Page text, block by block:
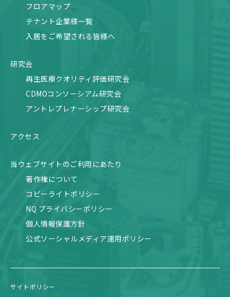
フロアマップ
テナント企業様一覧
入居をご希望される皆様へ
研究会
再生医療クオリティ評価研究会
CDMOコンソーシアム研究会
アントレプレナーシップ研究会
アクセス
当ウェブサイトのご利用にあたり
著作権について
コピーライトポリシー
NQ プライバシーポリシー
個人情報保護方針
公式ソーシャルメディア運用ポリシー
サイトポリシー